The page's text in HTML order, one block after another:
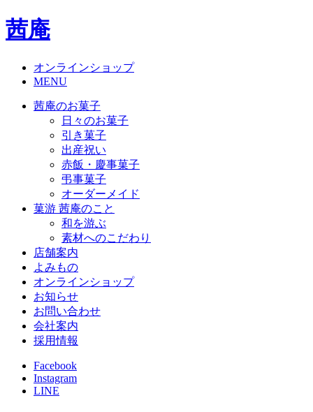
茜庵
オンラインショップ
MENU
茜庵のお菓子
日々のお菓子
引き菓子
出産祝い
赤飯・慶事菓子
弔事菓子
オーダーメイド
菓游 茜庵のこと
和を游ぶ
素材へのこだわり
店舗案内
よみもの
オンラインショップ
お知らせ
お問い合わせ
会社案内
採用情報
Facebook
Instagram
LINE